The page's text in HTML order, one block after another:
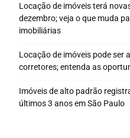
Locação de imóveis terá
dezembro; veja o que muda
imobiliárias
Locação de imóveis pode ser
corretores; entenda as
Imóveis de alto padrão
últimos 3 anos em São Paulo